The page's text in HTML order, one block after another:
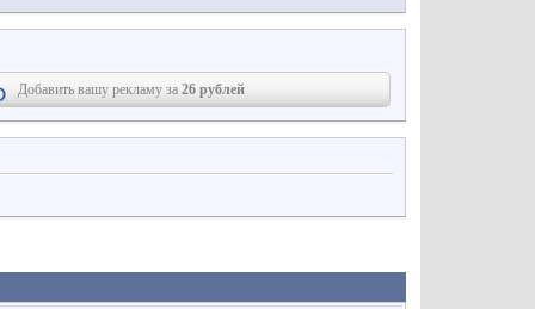
Добавить вашу рекламу за26 рублей